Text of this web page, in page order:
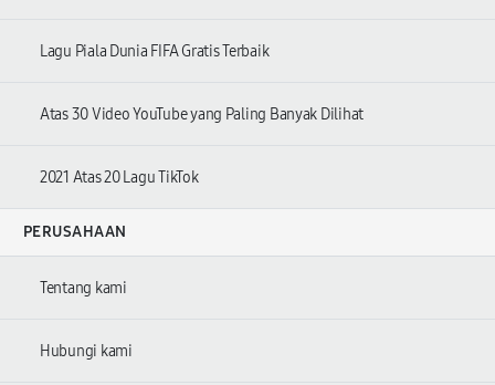
Lagu Piala Dunia FIFA Gratis Terbaik
Atas 30 Video YouTube yang Paling Banyak Dilihat
2021 Atas 20 Lagu TikTok
PERUSAHAAN
Tentang kami
Hubungi kami